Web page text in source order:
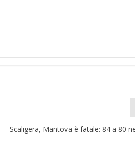
Scaligera, Mantova è fatale: 84 a 80